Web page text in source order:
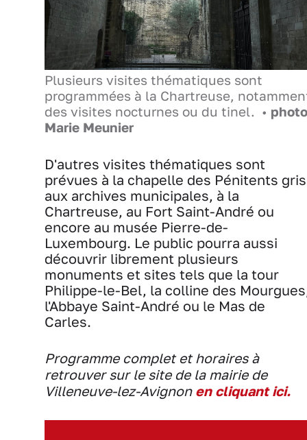
Plusieurs visites thématiques sont
programmées à la Chartreuse,
des visites nocturnes ou du tinel. • photo
Marie Meunier
D'autres visites thématiques sont
prévues à la chapelle des Pénitents
aux archives municipales, à la
Chartreuse, au Fort Saint-André ou
encore au musée Pierre-de-
Luxembourg. Le public pourra aussi
découvrir librement plusieurs
monuments et sites tels que la tour
Philippe-le-Bel, la colline des
l'Abbaye Saint-André ou le Mas de
Carles.
Programme complet et horaires à
retrouver sur le site de la mairie de
Villeneuve-lez-Avignon en cliquant ici.